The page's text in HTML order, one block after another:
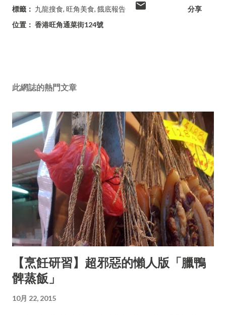
標籤： 九龍搜食 旺角美食 餓底報告
位置： 香港旺角通菜街124號
分享
此網誌的熱門文章
【烹飪研習】超邪惡的懶人版「臘鴨
髀蒸飯」
10月 22, 2015